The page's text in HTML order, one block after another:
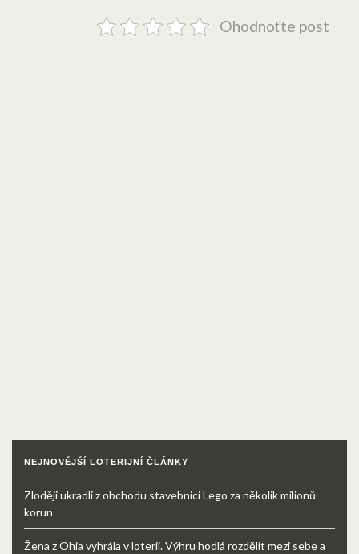
Ohodnoťte post
NEJNOVĚJŠÍ LOTERIJNÍ ČLÁNKY
Zloději ukradli z obchodu stavebnici Lego za několik milionů
korun
Žena z Ohia vyhrála v loterii. Výhru hodlá rozdělit mezi sebe a